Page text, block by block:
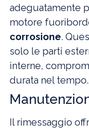
adeguatamente
motore
corrosione.
solo le parti
interne,
durata nel tempo.
Il rimessaggio